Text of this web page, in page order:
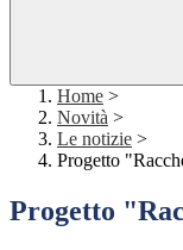
Home >
Novità >
Le notizie >
Progetto
Progetto